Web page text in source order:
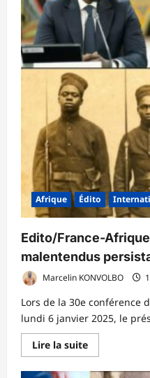
des
dossiers
brulants
Afrique Édito
Edito/France-
malentendus
Marcelin KONVOLBO
Lors de la 30e conférence
lundi 6 janvier 2025, le
Lire la suiteEn
savoir
sur